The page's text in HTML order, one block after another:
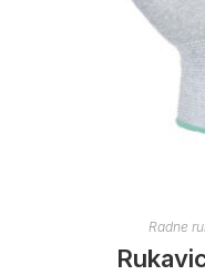
Radne